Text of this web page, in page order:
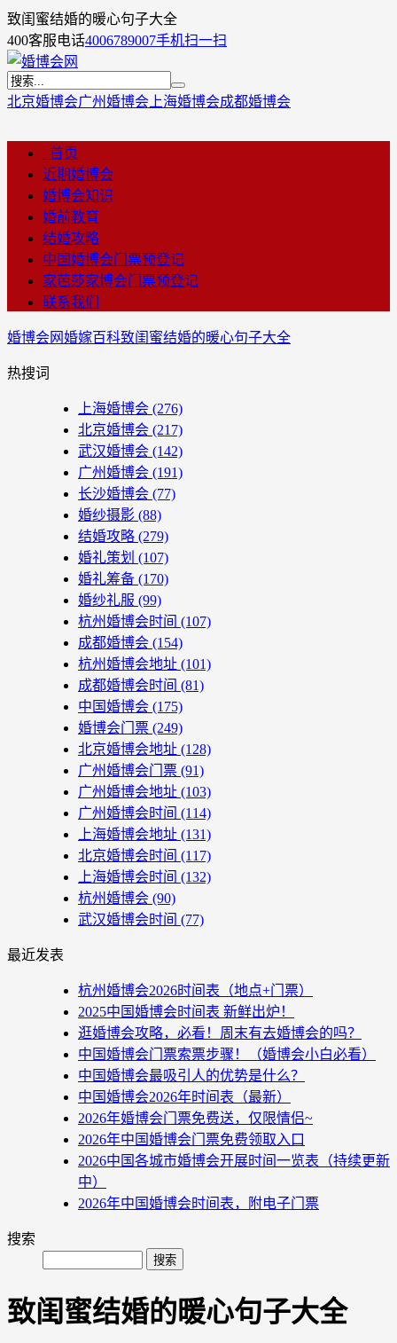
致闺蜜结婚的暖心句子大全
400客服电话4006789007手机扫一扫
北京婚博会广州婚博会 上海婚博会成都婚博会
首页
近期婚博会
婚博会知识
婚前教育
结婚攻略
中国婚博会门票预登记
家芭莎家博会门票预登记
联系我们
婚博会网婚嫁百科致闺蜜结婚的暖心句子大全
热搜词
上海婚博会 (276)
北京婚博会 (217)
武汉婚博会 (142)
广州婚博会 (191)
长沙婚博会 (77)
婚纱摄影 (88)
结婚攻略 (279)
婚礼策划 (107)
婚礼筹备 (170)
婚纱礼服 (99)
杭州婚博会时间 (107)
成都婚博会 (154)
杭州婚博会地址 (101)
成都婚博会时间 (81)
中国婚博会 (175)
婚博会门票 (249)
北京婚博会地址 (128)
广州婚博会门票 (91)
广州婚博会地址 (103)
广州婚博会时间 (114)
上海婚博会地址 (131)
北京婚博会时间 (117)
上海婚博会时间 (132)
杭州婚博会 (90)
武汉婚博会时间 (77)
最近发表
杭州婚博会2026时间表（地点+门票）
2025中国婚博会时间表 新鲜出炉！
逛婚博会攻略，必看！周末有去婚博会的吗？
中国婚博会门票索票步骤！（婚博会小白必看）
中国婚博会最吸引人的优势是什么？
中国婚博会2026年时间表（最新）
2026年婚博会门票免费送，仅限情侣~
2026年中国婚博会门票免费领取入口
2026中国各城市婚博会开展时间一览表（持续更新
中）
2026年中国婚博会时间表，附电子门票
搜索
致闺蜜结婚的暖心句子大全